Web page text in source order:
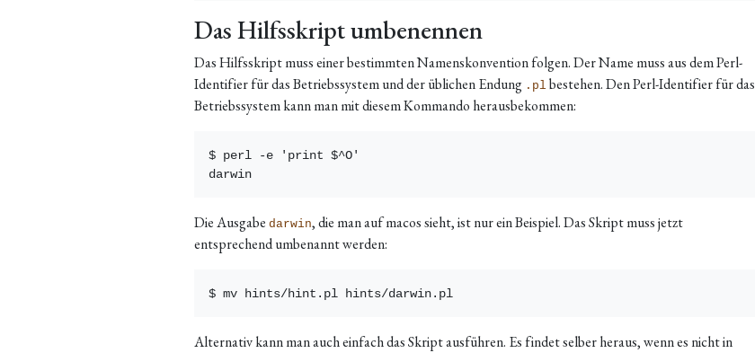
Das Hilfsskript umbenennen
Das Hilfsskript muss einer bestimmten Namenskonvention folgen. Der Name muss aus dem Perl-
Identifier für das Betriebssystem und der üblichen Endung .pl bestehen. Den Perl-Identifier für das
Betriebssystem kann man mit diesem Kommando herausbekommen:
$ perl -e 'print $^O'
Die Ausgabe darwin, die man auf macos sieht, ist nur ein Beispiel. Das Skript muss jetzt
entsprechend umbenannt werden:
Alternativ kann man auch einfach das Skript ausführen. Es findet selber heraus, wenn es nicht in